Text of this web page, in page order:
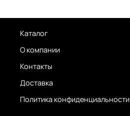
Каталог
О компании
Контакты
Доставка
Политика конфиденциальности